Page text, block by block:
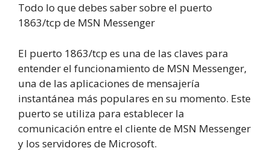
Todo lo que debes saber sobre el puerto
1863/tcp de MSN Messenger
El puerto 1863/tcp es una de las claves para
entender el funcionamiento de MSN Messenger,
una de las aplicaciones de mensajería
instantánea más populares en su momento. Este
puerto se utiliza para establecer la
comunicación entre el cliente de MSN Messenger
y los servidores de Microsoft.